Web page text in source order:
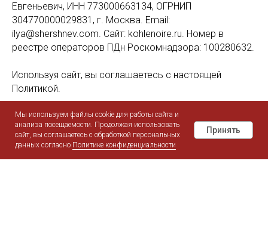
Евгеньевич, ИНН 773000663134, ОГРНИП
304770000029831, г. Москва. Email:
ilya@shershnev.com. Сайт: kohlenoire.ru. Номер в
реестре операторов ПДн Роскомнадзора: 100280632.
Используя сайт, вы соглашаетесь с настоящей
Политикой.
2. Какие данные мы собираем
При заполнении форм: имя, email, номер телефона и
иные данные, которые вы указываете
самостоятельно. Автоматически: IP-адрес, тип и
Поиск Instagram WhatsApp Telegram
Мы используем файлы cookie для работы сайта и
анализа посещаемости. Продолжая использовать
сайт, вы соглашаетесь с обработкой персональных
данных согласно Политике конфиденциальности
Принять